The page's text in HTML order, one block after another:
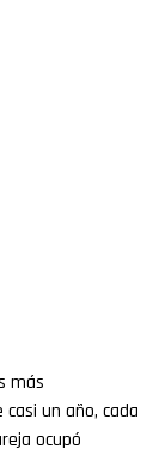
más
un año, cada
ocupó